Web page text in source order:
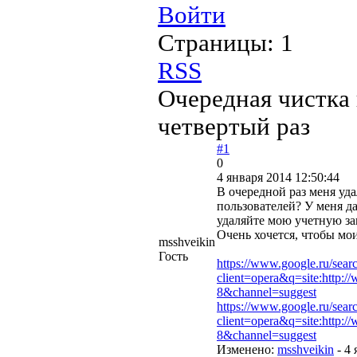
Войти
Страницы: 1
RSS
Очередная
четвертый раз
msshveikin
Гость
#1
0
4 января 2014 12:50:44
В очередной раз меня
пользователей? У меня
удаляйте мою учетную
Очень хочется, чтобы
https://www.google.ru/
8&channel=suggest
https://www.google.ru/
8&channel=suggest
Изменено: msshveikin - 4